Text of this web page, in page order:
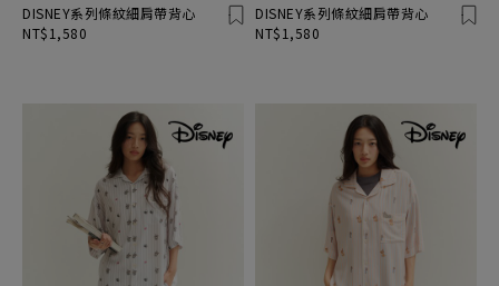
DISNEY系列條紋細肩帶背心
NT$1,580
DISNEY系列條紋細肩帶背心
NT$1,580